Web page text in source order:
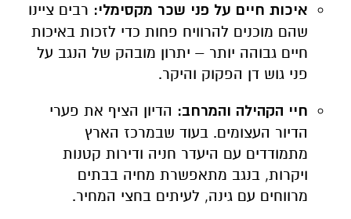
איכות חיים על פני שכר מקסימלי: רבים ציינו
שהם מוכנים להרוויח פחות כדי לזכות באיכות
חיים גבוהה יותר – יתרון מובהק של הנגב על
פני גוש דן הפקוק והיקר.
חיי הקהילה והמרחב: הדיון הציף את פערי
הדיור העצומים. בעוד שבמרכז הארץ
מתמודדים עם היעדר חניה ודירות קטנות
ויקרות, בנגב מתאפשרת מחיה בבתים
מרווחים עם גינה, לעיתים בחצי המחיר.